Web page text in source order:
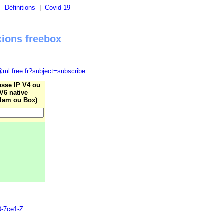
Définitions Covid-19
freebox
IP V4 ou
V6 native
ou Box)
7ce1-Z